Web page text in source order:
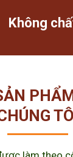
Không
TÔI